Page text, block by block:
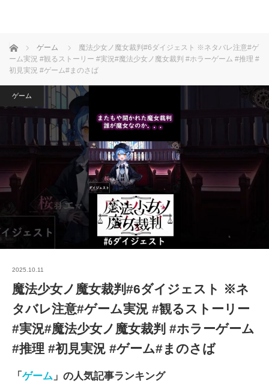
ホーム ゲーム
魔法少女ノ魔女裁判#6ダイジェスト ※ネタバレ注意#ゲ
ーム実況 #観るストーリー #実況#魔法少女ノ魔女裁判 #ホラーゲーム #推理 #
初見実況 #ゲーム#まのさば
ゲーム
2025.10.11
魔法少女ノ魔女裁判#6ダイジェスト ※ネ
タバレ注意#ゲーム実況 #観るストーリー
#実況#魔法少女ノ魔女裁判 #ホラーゲーム
#推理 #初見実況 #ゲーム#まのさば
「 ゲーム 」の人気記事ランキング